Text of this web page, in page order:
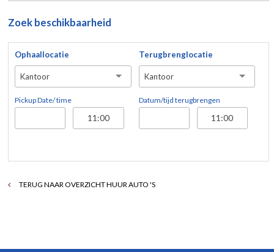
Zoek beschikbaarheid
Ophaallocatie
Kantoor
Pickup Date/ time
Terugbrenglocatie
Kantoor
Datum/tijd terugbrengen
TERUG NAAR OVERZICHT HUUR AUTO 'S